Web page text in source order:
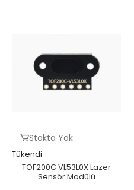
Stokta Yok
Tükendi
TOF200C VL53L0X Lazer
Sensör Modülü